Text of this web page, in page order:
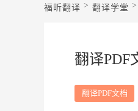
福昕翻译 > 翻译学堂 >
翻译PDF
翻译PDF文档